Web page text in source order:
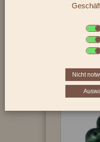
Sie befinden
gedrückte
Nicht